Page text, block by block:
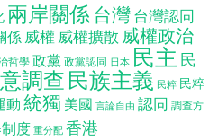
兩岸關係 台灣台灣認同
係 威權 威權擴散 威權政治
哲學 政黨 政黨認同 日本 民主 民
調查 民族主義 民粹 民粹
動 統獨 美國 言論自由 認同 調查方
度 重分配 香港